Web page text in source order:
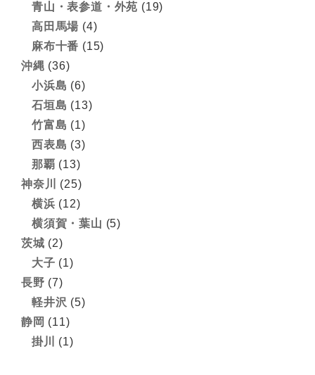
青山・表参道・外苑 (19)
高田馬場 (4)
麻布十番 (15)
沖縄 (36)
小浜島 (6)
石垣島 (13)
竹富島 (1)
西表島 (3)
那覇 (13)
神奈川
(25)
横浜 (12)
横須賀・葉山 (5)
茨城 (2)
大子 (1)
長野 (7)
軽井沢 (5)
静岡 (11)
掛川
(1)